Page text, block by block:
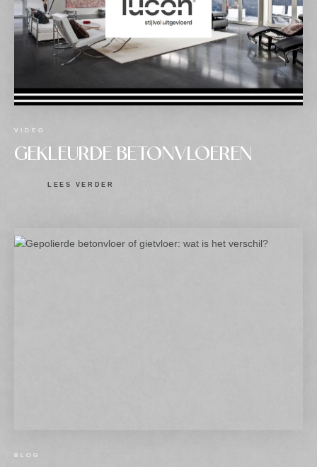
VIDEO
GEKLEURDE BETONVLOEREN
LEES VERDER
BLOG